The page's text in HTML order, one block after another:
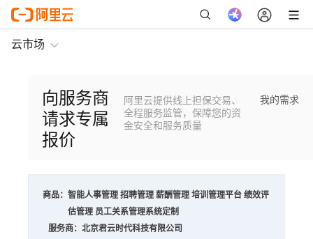
云市场
向服务商
请求专属
报价
阿里云提供线上担保交易、
全程服务监管，保障您的资
金安全和服务质量
我的需求
商品： 智能人事管理 招聘管理 薪酬管理 培训管理平台 绩效评
估管理 员工关系管理系统定制
服务商： 北京君云时代科技有限公司